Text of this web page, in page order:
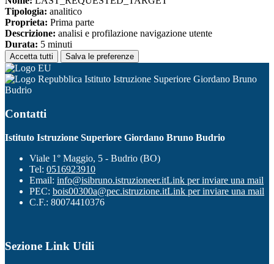
Tipologia: analitico
Proprieta: Prima parte
Descrizione: analisi e profilazione navigazione utente
Durata: 5 minuti
Accetta tutti Salva le preferenze
Istituto Istruzione Superiore Giordano Bruno
Budrio
Contatti
Istituto Istruzione Superiore Giordano Bruno Budrio
Viale 1° Maggio, 5 - Budrio (BO)
Tel: 0516923910
Email: info@isibruno.istruzioneer.itLink per inviare una mail
PEC: bois00300a@pec.istruzione.itLink per inviare una mail
C.F.: 80074410376
Sezione Link Utili